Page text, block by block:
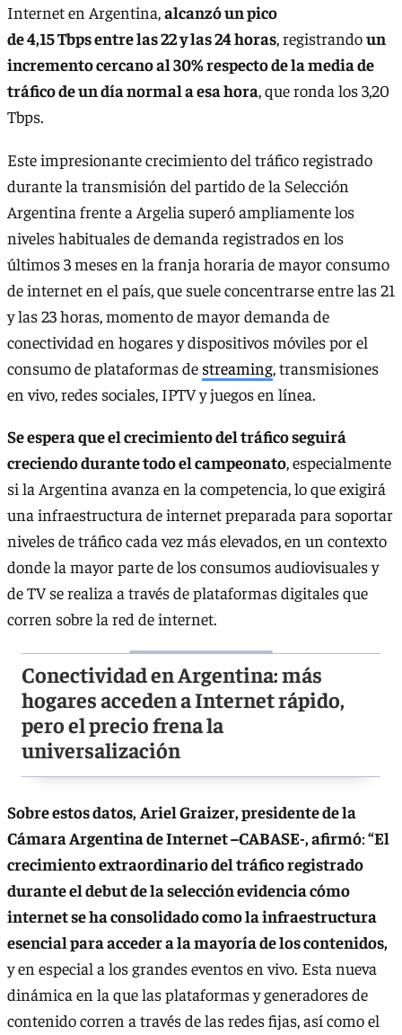
Internet en Argentina,alcanzó un pico
de4,15 Tbps entre las 22 y las 24 horas, registrandoun
incremento cercano al 30% respecto de la media de
tráfico de un día normal a esa hora, que ronda los 3,20
Tbps.
Este impresionante crecimiento del tráfico registrado
durante la transmisión del partido de la Selección
Argentina frente a Argelia superó ampliamente los
niveles habituales de demanda registrados en los
últimos 3 meses en la franja horaria de mayor consumo
de internet en el país, que suele concentrarse entre las 21
y las 23 horas, momento de mayor demanda de
conectividad en hogares y dispositivos móviles por el
consumo de plataformas de streaming, transmisiones
en vivo, redes sociales, IPTV y juegos en línea.
Se espera que el crecimiento del tráfico seguirá
creciendo durante todo el campeonato, especialmente
si la Argentina avanza en la competencia, lo que exigirá
una infraestructura de internet preparada para soportar
niveles de tráfico cada vez más elevados, en un contexto
donde la mayor parte de los consumos audiovisuales y
de TV se realiza a través de plataformas digitales que
corren sobre la red de internet.
Conectividad en Argentina: más
hogares acceden a Internet rápido,
pero el precio frena la
universalización
Sobre estos datos,Ariel Graizer, presidente de la
Cámara Argentina de Internet –CABASE-, afirmó:“El
crecimiento extraordinario del tráfico registrado
durante el debut de la selección evidencia cómo
internet se ha consolidado como la infraestructura
esencial para acceder a la mayoría de los contenidos,
y en especial a los grandes eventos en vivo. Esta nueva
dinámica en la que las plataformas y generadores de
contenido corren a través de las redes fijas, así como el